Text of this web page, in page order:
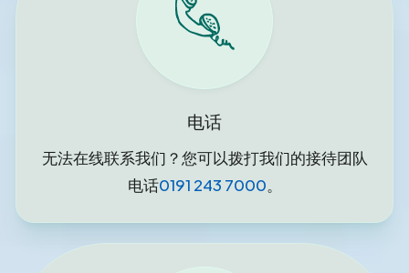
电话
无法在线联系我们？您可以拨打我们的接待团队
电话0191 243 7000。